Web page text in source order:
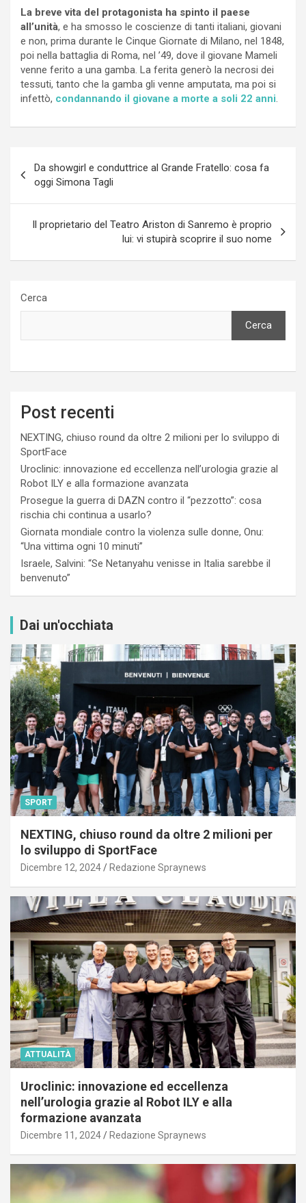
La breve vita del protagonista ha spinto il paese
all’unità, e ha smosso le coscienze di tanti italiani, giovani
e non, prima durante le Cinque Giornate di Milano, nel 1848,
poi nella battaglia di Roma, nel ’49, dove il giovane Mameli
venne ferito a una gamba. La ferita generò la necrosi dei
tessuti, tanto che la gamba gli venne amputata, ma poi si
infettò, condannando il giovane a morte a soli 22 anni.
articoli
Da showgirl e conduttrice al Grande Fratello: cosa fa
oggi Simona Tagli
Il proprietario del Teatro Ariston di Sanremo è proprio
lui: vi stupirà scoprire il suo nome
Cerca
Cerca
Post recenti
NEXTING, chiuso round da oltre 2 milioni per lo sviluppo di
SportFace
Uroclinic: innovazione ed eccellenza nell’urologia grazie al
Robot ILY e alla formazione avanzata
Prosegue la guerra di DAZN contro il “pezzotto”: cosa
rischia chi continua a usarlo?
Giornata mondiale contro la violenza sulle donne, Onu:
“Una vittima ogni 10 minuti”
Israele, Salvini: “Se Netanyahu venisse in Italia sarebbe il
benvenuto”
Dai un'occhiata
SPORT
NEXTING, chiuso round da oltre 2 milioni per
lo sviluppo di SportFace
Dicembre 12, 2024 Redazione Spraynews
ATTUALITÀ
Uroclinic: innovazione ed eccellenza
nell’urologia grazie al Robot ILY e alla
formazione avanzata
Dicembre 11, 2024 Redazione Spraynews